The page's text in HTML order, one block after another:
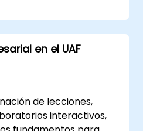
de horas que, de otro
diseño y las pruebas.
curso tiene dos
permite reutilizar
y reutilizar patrones
pueden reducir
proceso de diseño y
en el UAF
de lecciones,
interactivos,